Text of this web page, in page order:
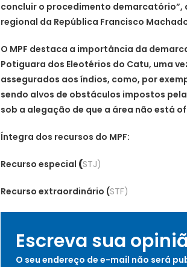
concluir o procedimento
regional da República Francisco
O MPF destaca a importância da
Potiguara dos Eleotérios do Catu, uma
assegurados aos índios, como, por
sendo alvos de obstáculos impostos
sob a alegação de que a área não está
Íntegra dos recursos do MPF:
Recurso especial (STJ)
Recurso extraordinário (STF)
Escreva sua
O seu endereço de e-mail não será